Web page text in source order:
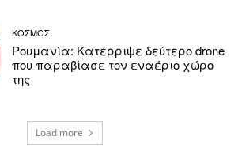
ΚΟΣΜΟΣ
Ρουμανία: Κατέρριψε δεύτερο drone
που παραβίασε τον εναέριο χώρο
της
Load more